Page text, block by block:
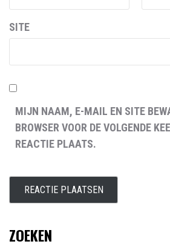
SITE
MIJN NAAM, E-MAIL EN SITE
BROWSER VOOR DE VOLGENDE
REACTIE PLAATS.
ZOEKEN